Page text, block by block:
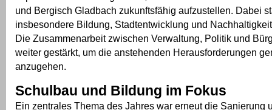
und Bergisch Gladbach zukunftsfähig aufzustellen. Dabei
insbesondere Bildung, Stadtentwicklung und
Die Zusammenarbeit zwischen Verwaltung, Politik und
weiter gestärkt, um die anstehenden Herausforderungen
anzugehen.
Schulbau und Bildung im Fokus
Ein zentrales Thema des Jahres war erneut die Sanierung